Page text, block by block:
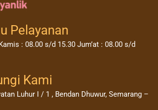
Pelayanan
: 08.00 s/d 15.30 Jum’at : 08.00 s/d
Kami
Luhur I / 1 , Bendan Dhuwur, Semarang –